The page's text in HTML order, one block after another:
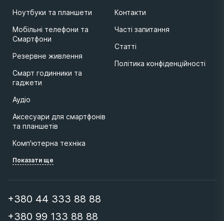
Ноутбуки та планшети
Мобільні телефони та
Смартфони
Резервне живлення
Смарт годинники та
гаджети
Аудіо
Аксесуари для смартфонів
та планшетів
Комп'ютерна техніка
Показати ще
Контакти
Часті запитання
Статті
Політика конфіденційності
+380 44 333 88 88
+380 99 133 88 88